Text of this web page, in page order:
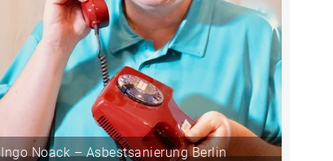
Ingo Noack – Asbestsanierung Berlin